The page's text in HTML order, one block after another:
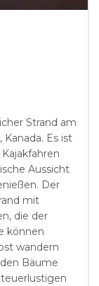
Strand am
Es ist
Aussicht
Der
mit
die der
können
wandern
Bäume